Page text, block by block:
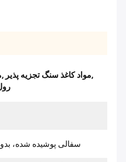
, مواد کاغذ سنگ تجزیه پذیر,
سفالی پوشیده شده،